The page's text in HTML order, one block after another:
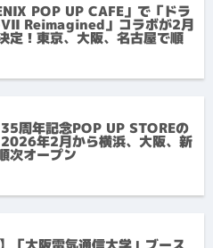
POP UP CAFE」で「ドラ
VII Reimagined」コラボが2月
定！東京、大阪、名古屋で順
35周年記念POP UP STOREの
年2月から横浜、大阪、新
次オープン